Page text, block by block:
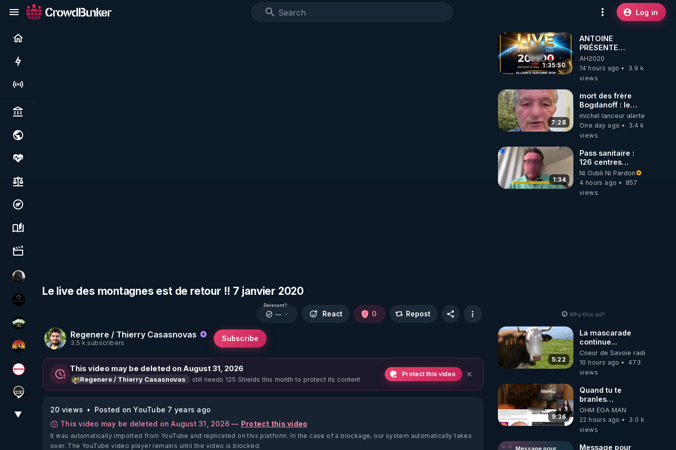
Log in
Live
Politics & institutions
Society, justice & freedoms
Economy, environment & technology
Science, history & spirituality
Culture, media & entertainment
TrueMedia
La vérité
DMSO pour TOUS
OHM ÉGA MAN
Magazine Nexus
Notre Réalité Est Falsifiée Et Fausse
▼
Le live des montagnes est de retour !! 7 janvier 2020
Regenere / Thierry Casasnovas
3.5 k subscribers
Subscribe
Relevant?
— React 0 Repost
This video may be deleted on August 31, 2026
Regenere / Thierry Casasnovas still needs 125 Shields this month to protect its content
Protect this video
20 views
Posted on YouTube 7 years ago
This video may be deleted on August 31, 2026 — Protect this video
It was automatically imported from YouTube and replicated on this platform. In the case of a blockage, our system automatically takes
over. The YouTube video player remains until the video is blocked.
1:35:50
ANTOINE
PRÉSENTE
AH2020 LE LIVE
20H ***DU
06/08/2026***
AH2020
14 hours ago
3.9 k
views
7:28
mort des frère
Bogdanoff : le
mensonge d état
michel lanceur alerte
One day ago
3.4 k
views
1:34
Pass sanitaire :
126 centres
commerciaux
concernés par
l'obligation dans
Ni Oubli Ni Pardon
4 hours ago
857
views
Why this ad?
5:22
La mascarade
continue...
Coeur de Savoie radioweb TV
10 hours ago
473
views
9:36
Quand tu te
branles
bonhomme tu
émets des ondes
ils ont juste omis
OHM ÉGA MAN
22 hours ago
3.0 k
views
Message pour
Message pour